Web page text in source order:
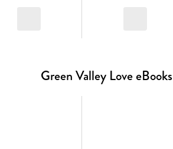
Green Valley Love eBooks